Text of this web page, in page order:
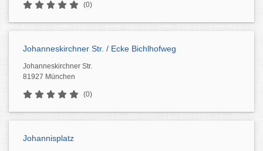
(0)
Johanneskirchner Str. / Ecke Bichlhofweg
Johanneskirchner Str.
81927 München
(0)
Johannisplatz